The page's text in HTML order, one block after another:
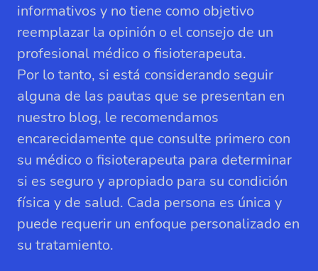
informativos y no tiene como objetivo
reemplazar la opinión o el consejo de un
profesional médico o fisioterapeuta.
Por lo tanto, si está considerando seguir
alguna de las pautas que se presentan en
nuestro blog, le recomendamos
encarecidamente que consulte primero con
su médico o fisioterapeuta para determinar
si es seguro y apropiado para su condición
física y de salud. Cada persona es única y
puede requerir un enfoque personalizado en
su tratamiento.